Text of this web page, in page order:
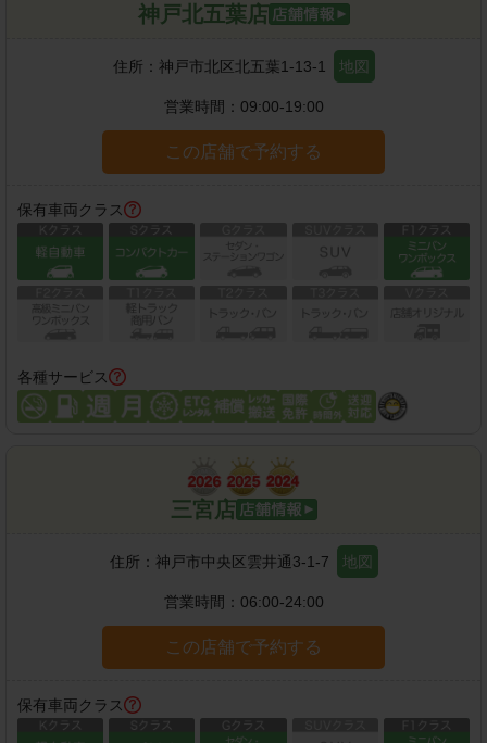
神戸北五葉店
住所： 神戸市北区北五葉1-13-1 地図
営業時間： 09:00-19:00
この店舗で予約する
保有車両クラス
各種サービス
三宮店
住所： 神戸市中央区雲井通3-1-7 地図
営業時間： 06:00-24:00
この店舗で予約する
保有車両クラス